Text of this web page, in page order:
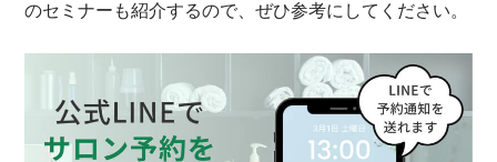
のセミナーも紹介するので、ぜひ参考にしてください。